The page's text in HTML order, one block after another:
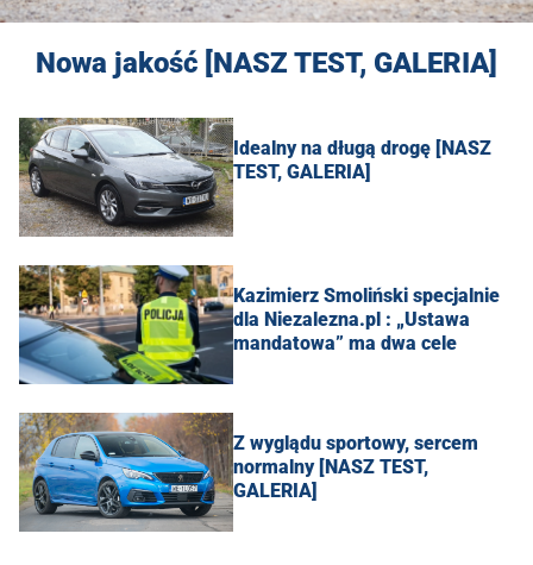
Nowa jakość [NASZ TEST, GALERIA]
Idealny na długą drogę [NASZ
TEST, GALERIA]
Kazimierz Smoliński specjalnie
dla Niezalezna.pl : „Ustawa
mandatowa” ma dwa cele
Z wyglądu sportowy, sercem
normalny [NASZ TEST,
GALERIA]